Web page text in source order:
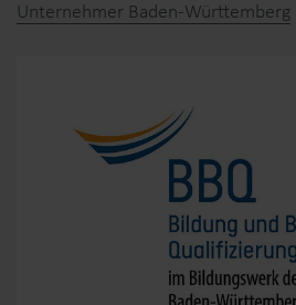
Unternehmer Baden-Württemberg